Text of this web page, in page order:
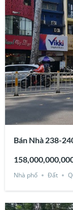
Bán Nhà 238-
Nhà phố Đất